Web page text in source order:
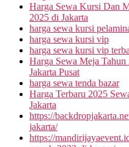
Harga Sewa Kursi Dan
2025 di Jakarta
harga sewa kursi
harga sewa kursi vip
harga sewa kursi vip
Harga Sewa Meja
Jakarta Pusat
harga sewa tenda bazar
Harga Terbaru 2025
Jakarta
https://
jakarta/
https://